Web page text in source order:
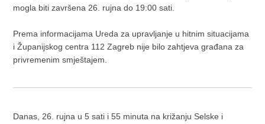
mogla biti završena 26. rujna do 19:00 sati.
Prema informacijama Ureda za upravljanje u hitnim situacijama
i Županijskog centra 112 Zagreb nije bilo zahtjeva građana za
privremenim smještajem.
Danas, 26. rujna u 5 sati i 55 minuta na križanju Selske i